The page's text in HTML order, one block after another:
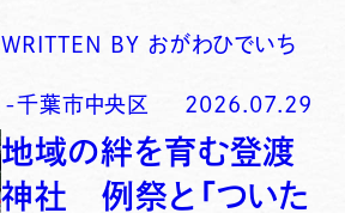
WRITTEN BY おがわひでいち
-千葉市中央区 2026.07.29
地域の絆を育む登渡
神社 例祭と「ついた